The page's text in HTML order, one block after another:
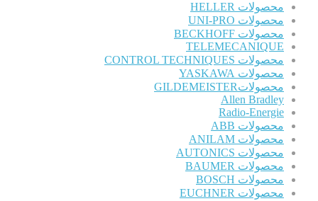
محصولات HELLER
محصولات UNI-PRO
محصولات BECKHOFF
TELEMECANIQUE
محصولات CONTROL TECHNIQUES
محصولات YASKAWA
محصولاتGILDEMEISTER
Allen Bradley
Radio-Energie
محصولات ABB
محصولات ANILAM
محصولات AUTONICS
محصولات BAUMER
محصولات BOSCH
محصولات EUCHNER